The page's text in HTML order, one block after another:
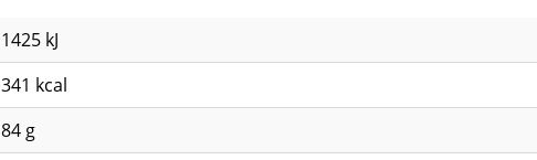
1425 kJ
341 kcal
84 g